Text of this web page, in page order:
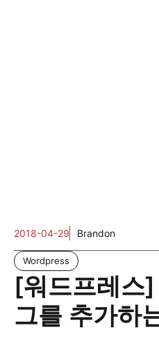
2018-04-29 Brandon
Wordpress
[워드프레스
그를 추가하